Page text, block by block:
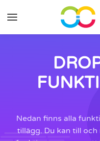
Hoppa till
Nedan finns alla
tillägg. Du kan till